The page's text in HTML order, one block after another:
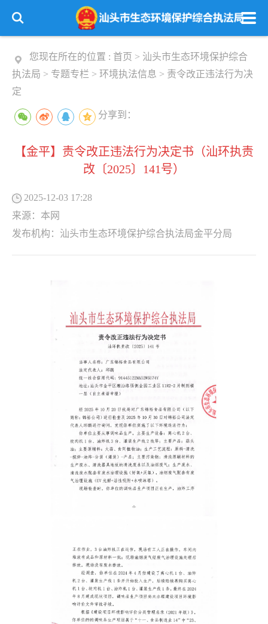
您现在所在的位置 : 首页 > 汕头市生态环境保护综合
执法局 > 专题专栏 > 环境执法信息 > 责令改正违法行为决
定
分享到：
【金平】责令改正违法行为决定书（汕环执责
改〔2025〕141号）
2025-12-03 17:28
来源： 本网
发布机构： 汕头市生态环境保护综合执法局金平分局